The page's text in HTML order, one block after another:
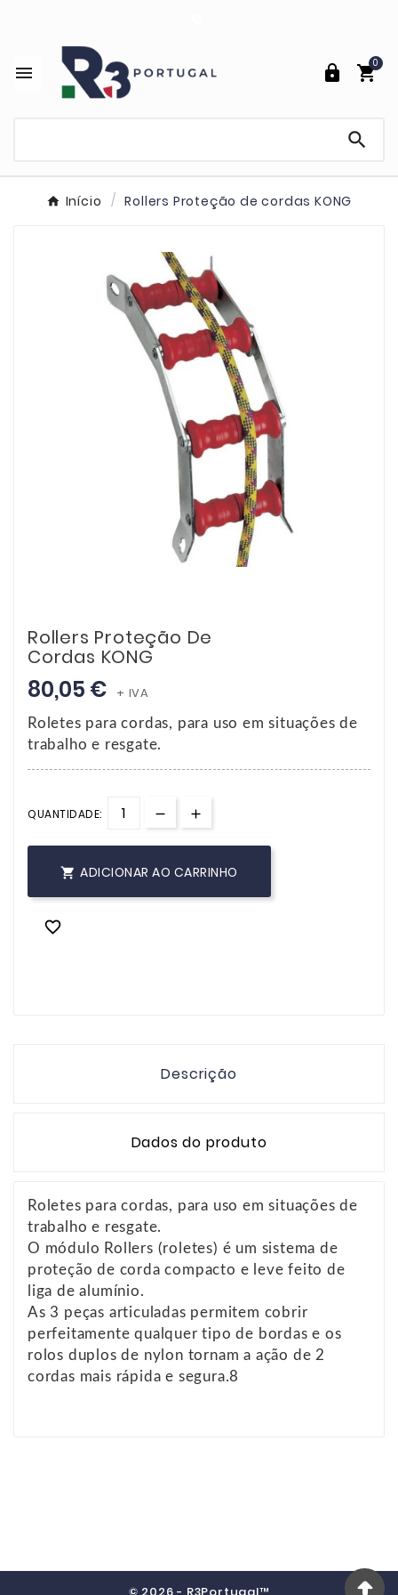
  
0

Início Rollers Proteção de cordas KONG
Rollers Proteção De
Cordas KONG
80,05 € + IVA
Roletes para cordas, para uso em situações de
trabalho e resgate.
QUANTIDADE:
 ADICIONAR AO CARRINHO

Descrição
Dados do produto
Roletes para cordas, para uso em situações de
trabalho e resgate.
O módulo Rollers (roletes) é um sistema de
proteção de corda compacto e leve feito de
liga de alumínio.
As 3 peças articuladas permitem cobrir
perfeitamente qualquer tipo de bordas e os
rolos duplos de nylon tornam a ação de 2
cordas mais rápida e segura.8
© 2026 - R3Portugal™